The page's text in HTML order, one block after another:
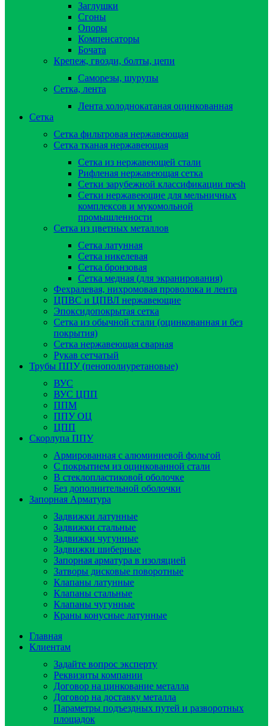
Заглушки
Сгоны
Опоры
Компенсаторы
Бочата
Крепеж, гвозди, болты, цепи
Саморезы, шурупы
Сетка, лента
Лента холоднокатаная оцинкованная
Сетка
Сетка фильтровая нержавеющая
Сетка тканая нержавеющая
Сетка из нержавеющей стали
Рифленая нержавеющая сетка
Сетки зарубежной классификации mesh
Сетки нержавеющие для мельничных
комплексов и мукомольной
промышленности
Сетка из цветных металлов
Сетка латунная
Сетка никелевая
Сетка бронзовая
Сетка медная (для экранирования)
Фехралевая, нихромовая проволока и лента
ЦПВС и ЦПВЛ нержавеющие
Эпоксидопокрытая сетка
Сетка из обычной стали (оцинкованная и без
покрытия)
Сетка нержавеющая сварная
Рукав сетчатый
Трубы ППУ (пенополиуретановые)
ВУС
ВУС ЦПП
ППМ
ППУ ОЦ
ЦПП
Скорлупа ППУ
Армированная с алюминиевой фольгой
C покрытием из оцинкованной стали
В стеклопластиковой оболочке
Без дополнительной оболочки
Запорная Арматура
Задвижки латунные
Задвижки стальные
Задвижки чугунные
Задвижки шиберные
Запорная арматура в изоляцией
Затворы дисковые поворотные
Клапаны латунные
Клапаны стальные
Клапаны чугунные
Краны конусные латунные
Главная
Клиентам
Задайте вопрос эксперту
Реквизиты компании
Договор на цинкование металла
Договор на доставку металла
Параметры подъездных путей и разворотных
площадок